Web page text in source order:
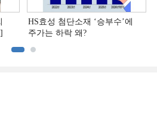
HS효성 첨단소재 ‘승부수’에
주가는 하락 왜?